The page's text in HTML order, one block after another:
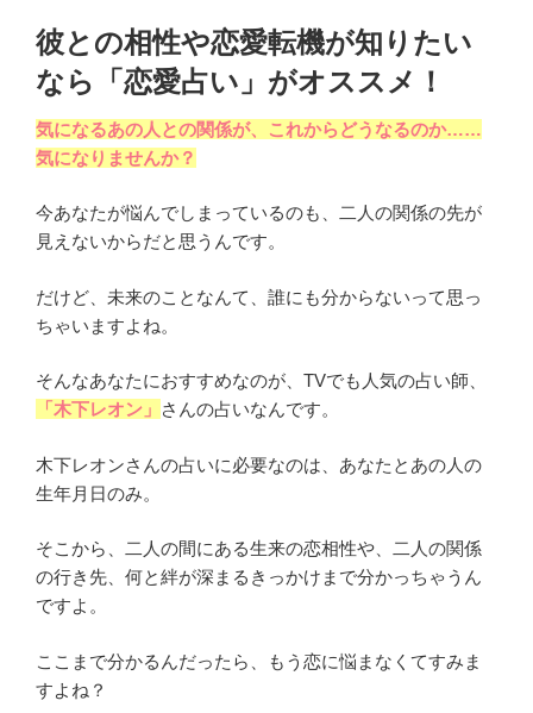
彼との相性や恋愛転機が知りたい
なら「恋愛占い」がオススメ！
気になるあの人との関係が、これからどうなるのか……
気になりませんか？
今あなたが悩んでしまっているのも、二人の関係の先が
見えないからだと思うんです。
だけど、未来のことなんて、誰にも分からないって思っ
ちゃいますよね。
そんなあなたにおすすめなのが、TVでも人気の占い師、
「木下レオン」 さんの占いなんです。
木下レオンさんの占いに必要なのは、あなたとあの人の
生年月日のみ。
そこから、二人の間にある生来の恋相性や、二人の関係
の行き先、何と絆が深まるきっかけまで分かっちゃうん
ですよ。
ここまで分かるんだったら、もう恋に悩まなくてすみま
すよね？